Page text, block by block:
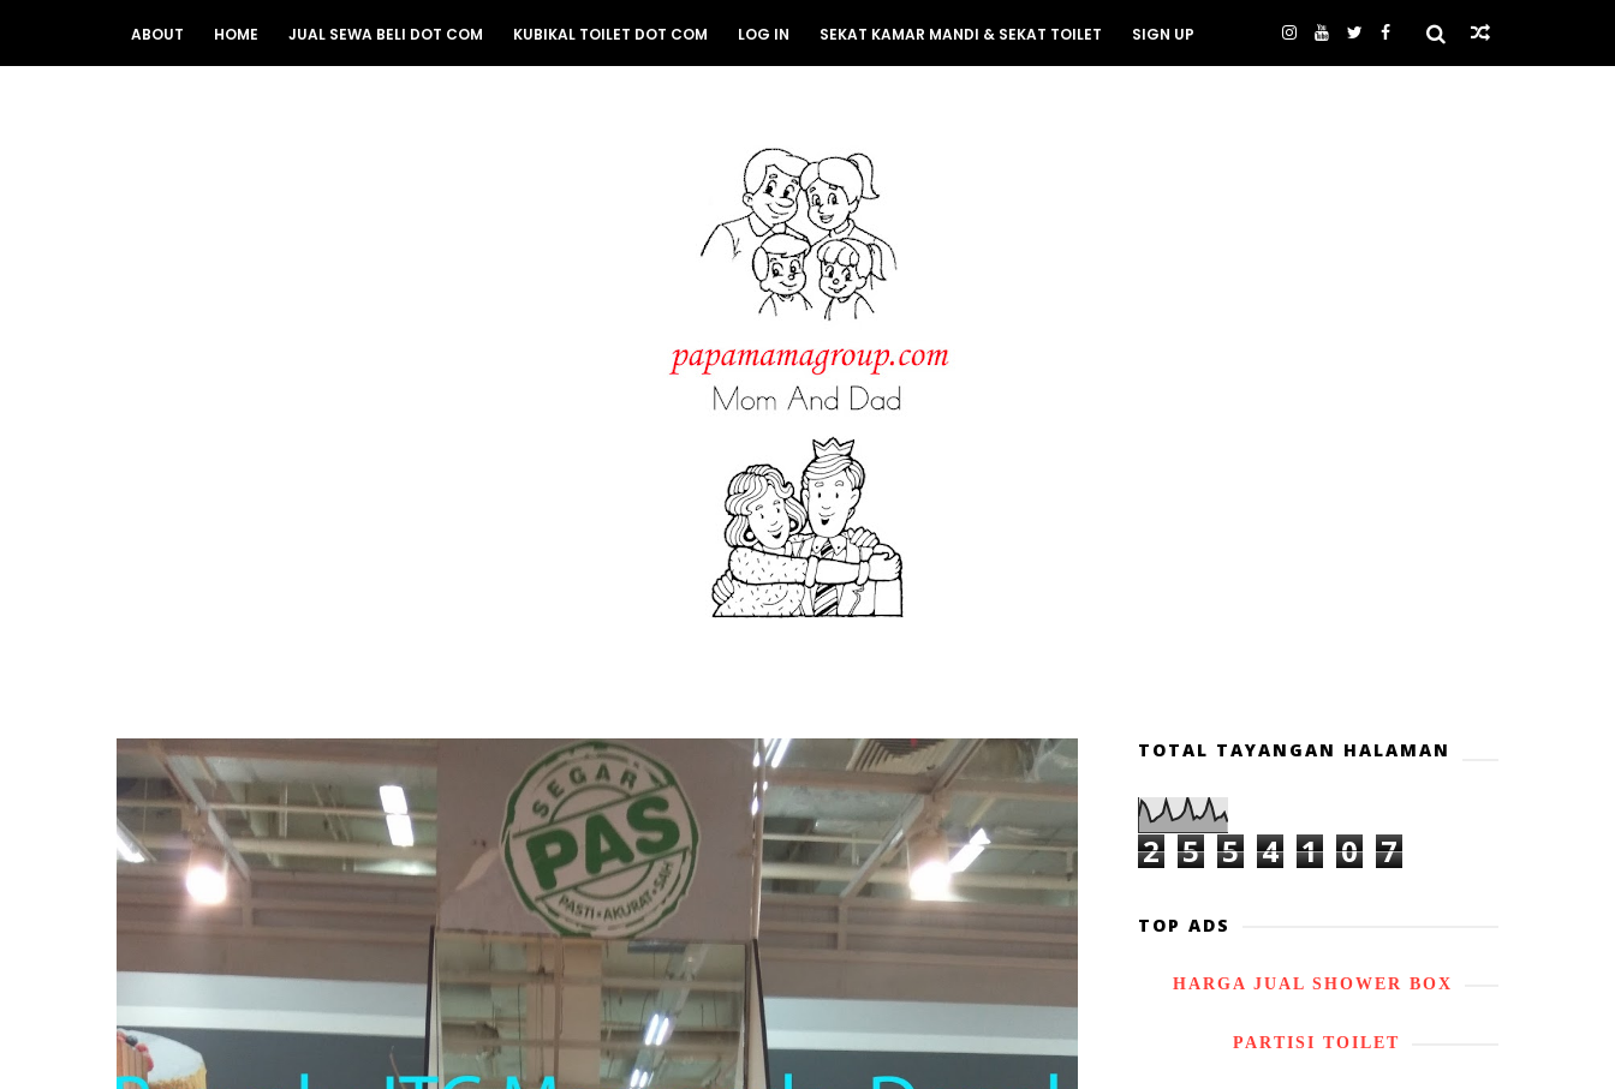
ABOUT HOME JUAL SEWA BELI DOT COM KUBIKAL TOILET DOT COM LOG IN SEKAT KAMAR MANDI & SEKAT TOILET SIGN UP
TOTAL TAYANGAN HALAMAN
2 5 5 4 1 0 7
TOP ADS
HARGA JUAL SHOWER BOX
PARTISI TOILET